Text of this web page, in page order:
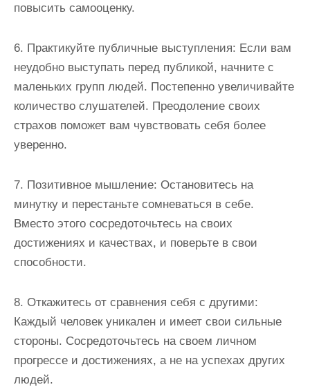
повысить самооценку.
6. Практикуйте публичные выступления: Если вам
неудобно выступать перед публикой, начните с
маленьких групп людей. Постепенно увеличивайте
количество слушателей. Преодоление своих
страхов поможет вам чувствовать себя более
уверенно.
7. Позитивное мышление: Остановитесь на
минутку и перестаньте сомневаться в себе.
Вместо этого сосредоточьтесь на своих
достижениях и качествах, и поверьте в свои
способности.
8. Откажитесь от сравнения себя с другими:
Каждый человек уникален и имеет свои сильные
стороны. Сосредоточьтесь на своем личном
прогрессе и достижениях, а не на успехах других
людей.